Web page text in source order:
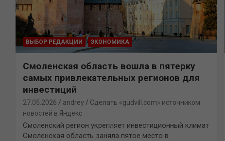
ВЫБОР РЕДАКЦИИ ЭКОНОМИКА
Смоленская область вошла в пятерку
самых привлекательных регионов для
инвестиций
27.05.2026 andrey
Сделать «gudvill.com» источником
новостей в Яндекс
Смоленский регион укрепляет инвестиционный климат
Смоленская область заняла пятое место в